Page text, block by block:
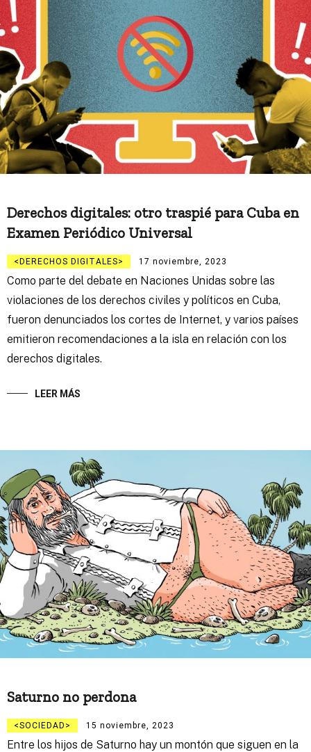
Derechos digitales: otro traspié para Cuba en
Examen Periódico Universal
DERECHOS DIGITALES 17 noviembre, 2023
Como parte del debate en Naciones Unidas sobre las
violaciones de los derechos civiles y políticos en Cuba,
fueron denunciados los cortes de Internet, y varios países
emitieron recomendaciones a la isla en relación con los
derechos digitales.
LEER MÁS
Saturno no perdona
SOCIEDAD 15 noviembre, 2023
Entre los hijos de Saturno hay un montón que siguen en la